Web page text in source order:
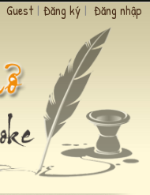
Guest | Đăng ký | Đăng nhập